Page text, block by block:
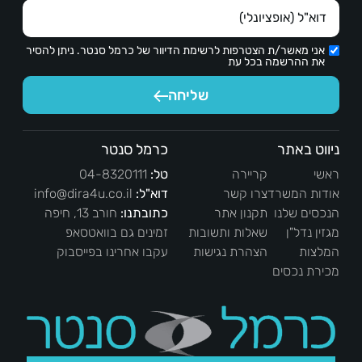
אני מאשר/ת הצטרפות לרשימת הדיוור של כרמל סנטר. ניתן להסיר
את ההרשמה בכל עת
שליחה
ניווט באתר
ראשי
אודות המשרד
הנכסים שלנו
מגזין נדל"ן
המלצות
מכירת נכסים
קריירה
צרו קשר
תקנון אתר
שאלות ותשובות
הצהרת נגישות
כרמל סנטר
טל: 04-8320111
דוא"ל: info@dira4u.co.il
כתובתנו: חורב 13, חיפה
זמינים גם בוואטסאפ
עקבו אחרינו בפייסבוק